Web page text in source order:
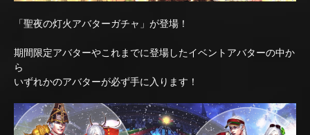
「聖夜の灯火アバターガチャ」が登場！
期間限定アバターやこれまでに登場したイベントアバターの中か
ら
いずれかのアバターが必ず手に入ります！